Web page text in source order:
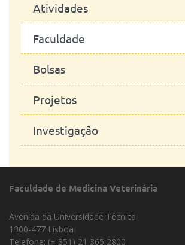
Atividades
Faculdade
Bolsas
Projetos
Investigação
Faculdade de Medicina Veterinária
Avenida da Universidade Técnica
1300-477 Lisboa
Telefone: (+ 351) 21 365 2800